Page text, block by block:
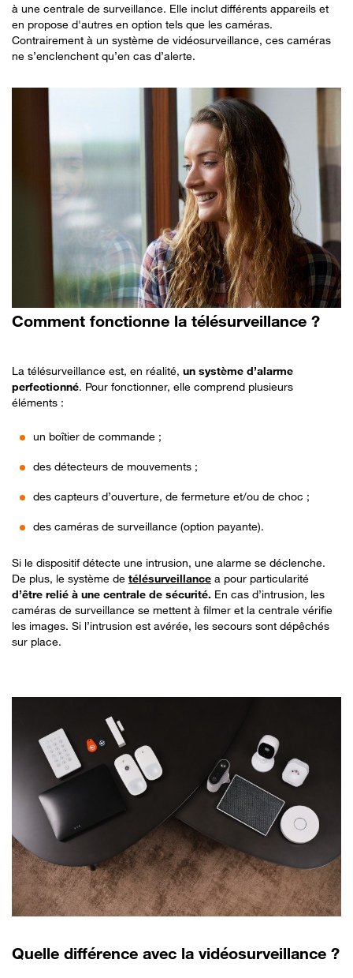
à une centrale de surveillance. Elle inclut différents appareils et
en propose d'autres en option tels que les caméras.
Contrairement à un système de vidéosurveillance, ces caméras
ne s’enclenchent qu’en cas d’alerte.
Comment fonctionne la télésurveillance ?
La télésurveillance est, en réalité, un système d’alarme
perfectionné. Pour fonctionner, elle comprend plusieurs
éléments :
un boîtier de commande ;
des détecteurs de mouvements ;
des capteurs d’ouverture, de fermeture et/ou de choc ;
des caméras de surveillance (option payante).
Si le dispositif détecte une intrusion, une alarme se déclenche.
De plus, le système de télésurveillance a pour particularité
d’être relié à une centrale de sécurité. En cas d’intrusion, les
caméras de surveillance se mettent à filmer et la centrale vérifie
les images. Si l’intrusion est avérée, les secours sont dépêchés
sur place.
Quelle différence avec la vidéosurveillance ?